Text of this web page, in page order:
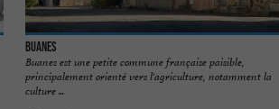
Buanes
Buanes est une petite commune française paisible,
principalement orienté vers l'agriculture, notamment la
culture ...